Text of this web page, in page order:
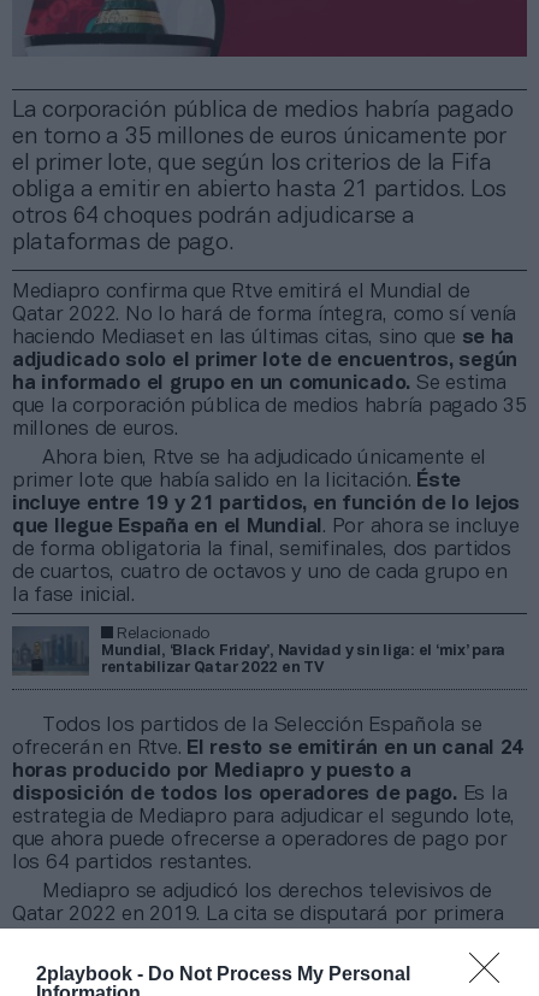
2playbook - Do Not Process My Personal
La corporación pública de medios habría pagado
en torno a 35 millones de euros únicamente por
el primer lote, que según los criterios de la Fifa
obliga a emitir en abierto hasta 21 partidos. Los
otros 64 choques podrán adjudicarse a
plataformas de pago.
Mediapro confirma que Rtve emitirá el Mundial de
Qatar 2022. No lo hará de forma íntegra, como sí venía
haciendo Mediaset en las últimas citas, sino que se ha
adjudicado solo el primer lote de encuentros, según
ha informado el grupo en un comunicado. Se estima
que la corporación pública de medios habría pagado 35
millones de euros.
Ahora bien, Rtve se ha adjudicado únicamente el
primer lote que había salido en la licitación. Éste
incluye entre 19 y 21 partidos, en función de lo lejos
que llegue España en el Mundial . Por ahora se incluye
de forma obligatoria la final, semifinales, dos partidos
de cuartos, cuatro de octavos y uno de cada grupo en
la fase inicial.
Relacionado
Mundial, ‘Black Friday’, Navidad y sin liga: el ‘mix’ para
rentabilizar Qatar 2022 en TV
Todos los partidos de la Selección Española se
ofrecerán en Rtve. El resto se emitirán en un canal 24
horas producido por Mediapro y puesto a
disposición de todos los operadores de pago. Es la
estrategia de Mediapro para adjudicar el segundo lote,
que ahora puede ofrecerse a operadores de pago por
los 64 partidos restantes.
Mediapro se adjudicó los derechos televisivos de
Qatar 2022 en 2019. La cita se disputará por primera
diciembre. Se desconoce cómo podrá rentabilizar Rtve
la inversión, ya que operadores como Mediaset o